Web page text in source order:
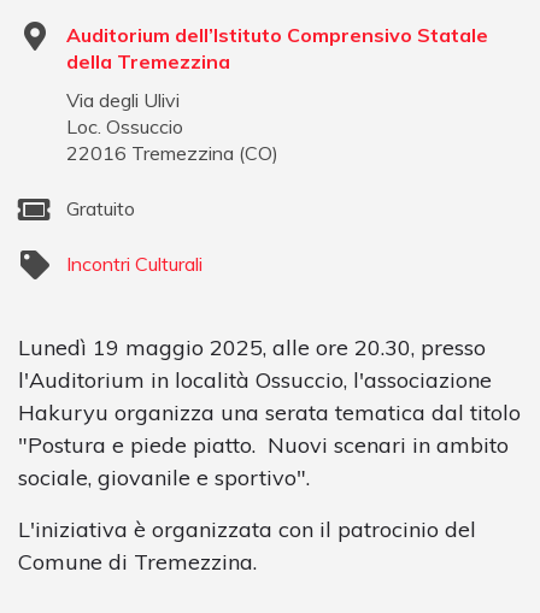
Auditorium dell’Istituto Comprensivo Statale
della Tremezzina
Via degli Ulivi
Loc. Ossuccio
22016 Tremezzina (CO)
Gratuito
Incontri Culturali
Lunedì 19 maggio 2025, alle ore 20.30, presso
l'Auditorium in località Ossuccio, l'associazione
Hakuryu organizza una serata tematica dal titolo
"Postura e piede piatto. Nuovi scenari in ambito
sociale, giovanile e sportivo".
L'iniziativa è organizzata con il patrocinio del
Comune di Tremezzina.